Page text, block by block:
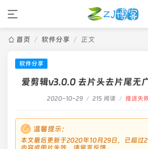
首页 / 软件分享 / 正文
软件分享
爱剪辑v3.0.0 去片头去片尾无
2020-10-29 / 215 阅读 / 推送失
温馨提示：
本文最后更新于2020年10月29日，已超过